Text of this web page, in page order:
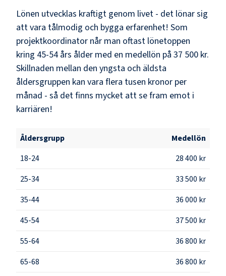
Lönen utvecklas kraftigt genom livet - det lönar sig
att vara tålmodig och bygga erfarenhet! Som
projektkoordinator når man oftast lönetoppen
kring 45-54 års ålder med en medellön på 37 500 kr.
Skillnaden mellan den yngsta och äldsta
åldersgruppen kan vara flera tusen kronor per
månad - så det finns mycket att se fram emot i
karriären!
Åldersgrupp
Medellön
18-24
28 400 kr
25-34
33 500 kr
35-44
36 000 kr
45-54
37 500 kr
55-64
36 800 kr
65-68
36 800 kr